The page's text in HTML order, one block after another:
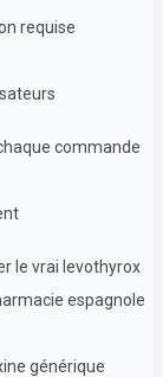
requise
commande
le vrai levothyrox
espagnole
générique